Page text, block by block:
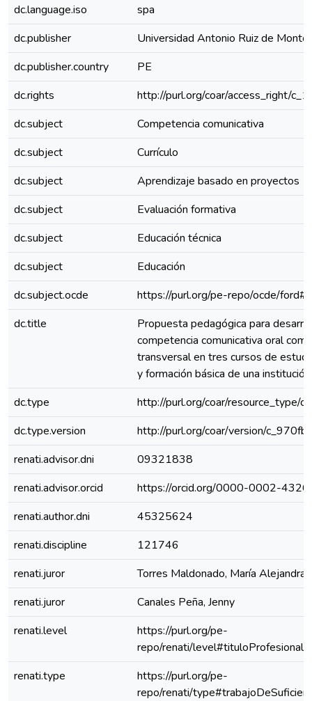
dc.language.iso
spa
dc.publisher
Universidad Antonio Ruiz de
dc.publisher.country
PE
dc.rights
http://purl.org/coar/access_right/
dc.subject
Competencia comunicativa
dc.subject
Currículo
dc.subject
Aprendizaje basado en proyectos
dc.subject
Evaluación formativa
dc.subject
Educación técnica
dc.subject
Educación
dc.subject.ocde
https://purl.org/pe-repo/ocde/
dc.title
Propuesta pedagógica para
competencia comunicativa oral
transversal en tres cursos de
y formación básica de una
dc.type
http://purl.org/coar/resource_type/
dc.type.version
http://purl.org/coar/version/
renati.advisor.dni
09321838
renati.advisor.orcid
https://orcid.org/0000-0002-
renati.author.dni
45325624
renati.discipline
121746
renati.juror
Torres Maldonado, María Alejandra
renati.juror
Canales Peña, Jenny
renati.level
https://purl.org/pe-
repo/renati/level#tituloProfesional
renati.type
https://purl.org/pe-
repo/renati/